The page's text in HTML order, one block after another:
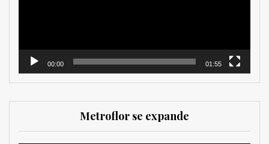
00:00 01:55
Metroflor se expande